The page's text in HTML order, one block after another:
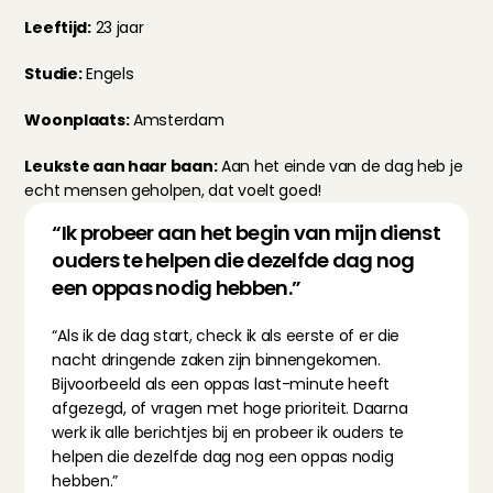
Leeftijd: 23 jaar
Studie: Engels
Woonplaats: Amsterdam
Leukste aan haar baan: Aan het einde van de dag heb je
echt mensen geholpen, dat voelt goed!
“Ik probeer aan het begin van mijn dienst
ouders te helpen die dezelfde dag nog
een oppas nodig hebben.”
“Als ik de dag start, check ik als eerste of er die
nacht dringende zaken zijn binnengekomen.
Bijvoorbeeld als een oppas last-minute heeft
afgezegd, of vragen met hoge prioriteit. Daarna
werk ik alle berichtjes bij en probeer ik ouders te
helpen die dezelfde dag nog een oppas nodig
hebben.”